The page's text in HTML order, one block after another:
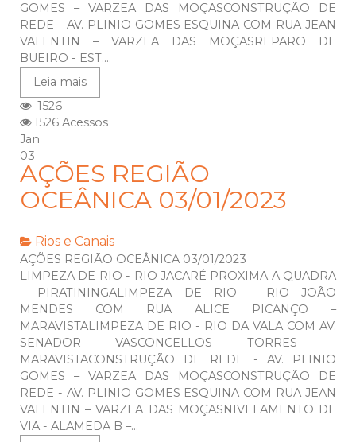
GOMES – VARZEA DAS MOÇASCONSTRUÇÃO DE
REDE - AV. PLINIO GOMES ESQUINA COM RUA JEAN
VALENTIN – VARZEA DAS MOÇASREPARO DE
BUEIRO - EST....
Leia mais
1526
1526 Acessos
Jan
03
AÇÕES REGIÃO
OCEÂNICA 03/01/2023
Rios e Canais
AÇÕES REGIÃO OCEÂNICA 03/01/2023
LIMPEZA DE RIO - RIO JACARÉ PROXIMA A QUADRA
– PIRATININGALIMPEZA DE RIO - RIO JOÃO
MENDES COM RUA ALICE PICANÇO –
MARAVISTALIMPEZA DE RIO - RIO DA VALA COM AV.
SENADOR VASCONCELLOS TORRES -
MARAVISTACONSTRUÇÃO DE REDE - AV. PLINIO
GOMES – VARZEA DAS MOÇASCONSTRUÇÃO DE
REDE - AV. PLINIO GOMES ESQUINA COM RUA JEAN
VALENTIN – VARZEA DAS MOÇASNIVELAMENTO DE
VIA - ALAMEDA B –...